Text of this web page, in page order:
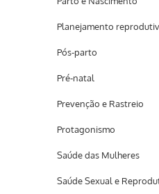
Planejamento
Pós-parto
Pré-natal
Prevenção e Rastreio
Protagonismo
Saúde das Mulheres
Saúde Sexual e